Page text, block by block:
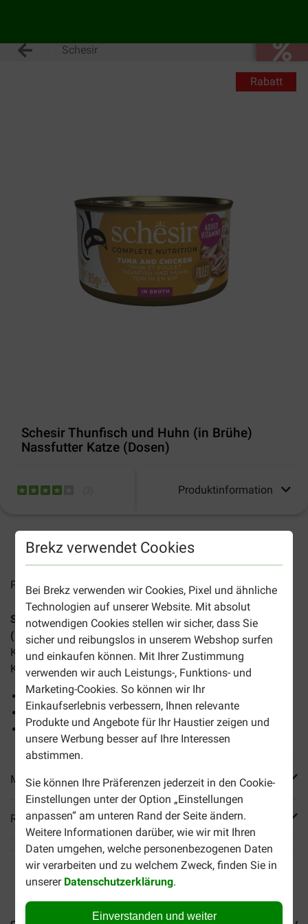
Brekz verwendet Cookies
Bei Brekz verwenden wir Cookies, Pixel und ähnliche
Technologien auf unserer Website. Mit absolut
notwendigen Cookies stellen wir sicher, dass Sie
sicher und reibungslos in unserem Webshop surfen
und einkaufen können. Mit Ihrer Zustimmung
verwenden wir auch Leistungs-, Funktions- und
Marketing-Cookies. So können wir Ihr
Einkaufserlebnis verbessern, Ihnen relevante
Produkte und Angebote für Ihr Haustier zeigen und
unsere Werbung besser auf Ihre Interessen
abstimmen.
Sie können Ihre Präferenzen jederzeit in den Cookie-
Einstellungen unter der Option „Einstellungen
anpassen“ am unteren Rand der Seite ändern.
Weitere Informationen darüber, wie wir mit Ihren
Daten umgehen, welche personenbezogenen Daten
wir verarbeiten und zu welchem Zweck, finden Sie in
unserer Datenschutzerklärung.
Einverstanden und weiter
Schesir
Rabatt
Schesir Thunfisch und Huhn (in Brühe)
Nassfutter Katze (Dosen)
Produktinformation
2-5 Arbeitstage, sofern nicht anders angegeben
Preise inkl. MwSt zzgl.Versandkosten
Schesir Thunfisch und Huhn (in Brühe) Nassfutter Katze
(Dosen)ist eine vollständige Mahlzeit für erwachsene
Katzen und eignet sich selbst für die wählerischsten
Katzen.
100% natürlich
Dampfgegarte Filets
Leicht verdaulich
Mehr Produktinfos
Reviews